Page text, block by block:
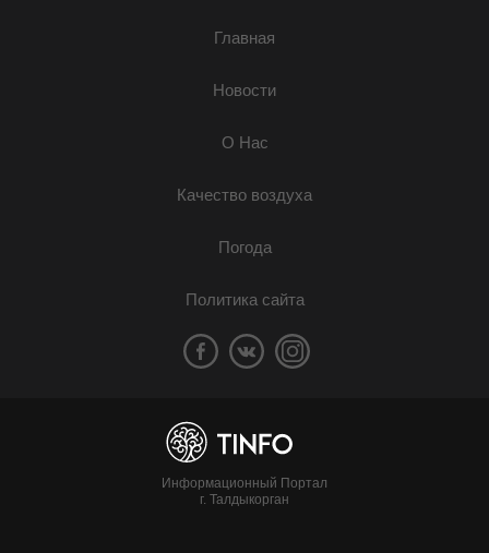
Главная
Новости
О Нас
Качество воздуха
Погода
Политика сайта
Информационный Портал
г. Талдыкорган